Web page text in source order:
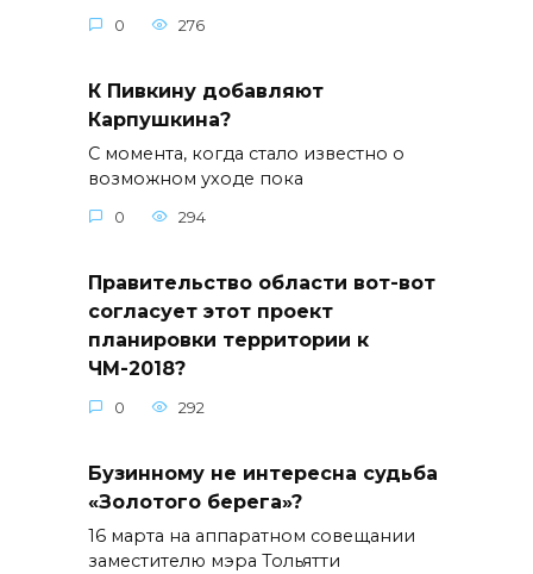
0 276
К Пивкину добавляют
Карпушкина?
С момента, когда стало известно о
возможном уходе пока
0 294
Правительство области вот-вот
согласует этот проект
планировки территории к
ЧМ-2018?
0 292
Бузинному не интересна судьба
«Золотого берега»?
16 марта на аппаратном совещании
заместителю мэра Тольятти